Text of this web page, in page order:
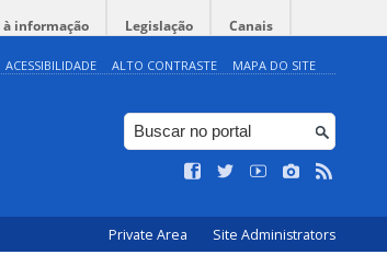
à informação Legislação Canais
ACESSIBILIDADE ALTO CONTRASTE MAPA DO SITE
Private Area Site Administrators